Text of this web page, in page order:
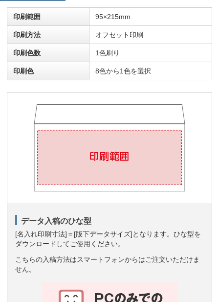
印刷範囲 95×215mm
印刷方法 オフセット印刷
印刷色数 1色刷り
印刷色 8色から1色を選択
データ入稿のひな型
[名入れ印刷寸法]＝[版下データサイズ]となります。ひな型を
ダウンロードしてご使用ください。
こちらの入稿方法はスマートフォンからはご注文いただけま
せん。